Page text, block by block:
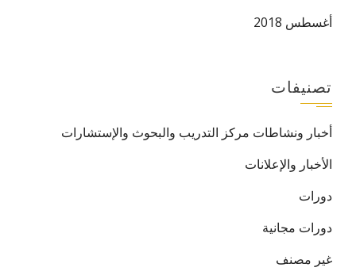
أغسطس 2018
تصنيفات
أخبار ونشاطات مركز التدريب والبحوث والإستشارات
الأخبار والإعلانات
دورات
دورات مجانية
غير مصنف